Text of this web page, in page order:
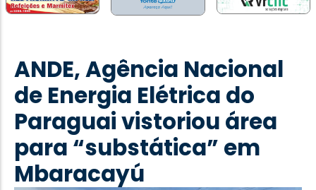
Destaque
Esporte
Geral
Obituário
Paraguai
ANDE, Agência Nacional
de Energia Elétrica do
Paraguai vistoriou área
para “substática” em
Mbaracayú